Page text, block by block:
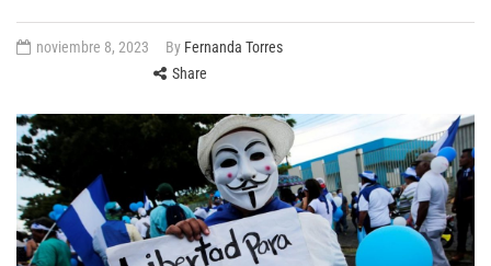
noviembre 8, 2023 By Fernanda Torres
Share